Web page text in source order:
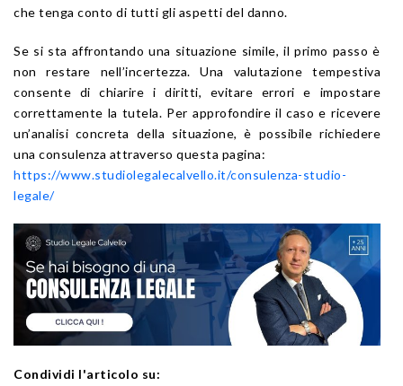
che tenga conto di tutti gli aspetti del danno.
Se si sta affrontando una situazione simile, il primo passo è
non restare nell’incertezza. Una valutazione tempestiva
consente di chiarire i diritti, evitare errori e impostare
correttamente la tutela. Per approfondire il caso e ricevere
un’analisi concreta della situazione, è possibile richiedere
una consulenza attraverso questa pagina:
https://www.studiolegalecalvello.it/consulenza-studio-
legale/
Condividi l'articolo su: